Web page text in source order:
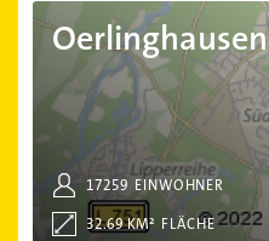
Oerlinghausen
EINWOHNER
17259
FLÄCHE
32.69 KM²
Oerlinghausen